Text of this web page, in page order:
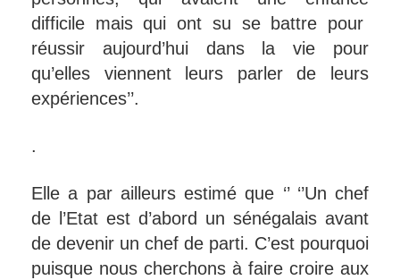
difficile mais qui ont su se battre pour
réussir aujourd’hui dans la vie pour
qu’elles viennent leurs parler de leurs
expériences’’.
.
Elle a par ailleurs estimé que ‘’ ‘’Un chef
de l’Etat est d’abord un sénégalais avant
de devenir un chef de parti. C’est pourquoi
puisque nous cherchons à faire croire aux